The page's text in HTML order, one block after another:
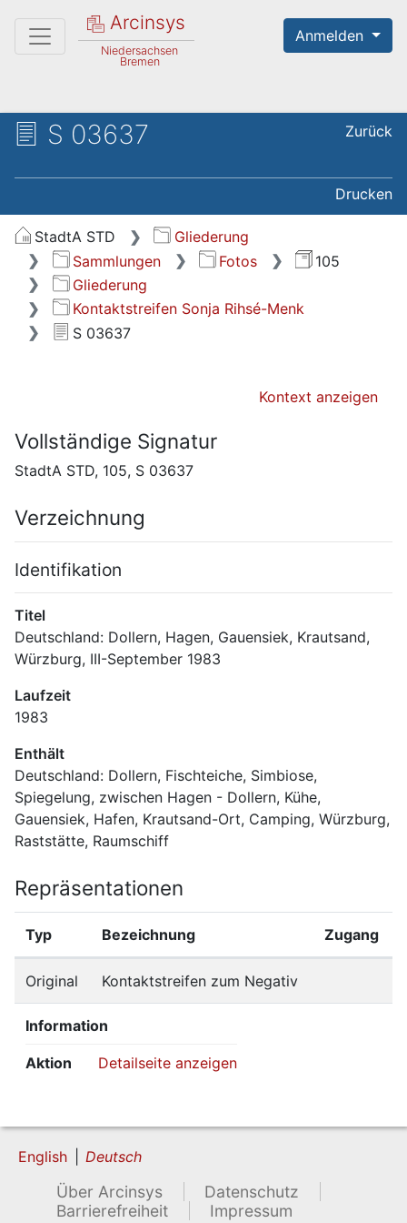
Arcinsys
Niedersachsen
Bremen
Anmelden
S 03637 Zurück
Drucken
StadtA STD
Gliederung
Sammlungen
Fotos
105
Gliederung
Kontaktstreifen Sonja Rihsé-Menk
S 03637
Kontext anzeigen
Vollständige Signatur
StadtA STD, 105, S 03637
Verzeichnung
Identifikation
Titel
Deutschland: Dollern, Hagen, Gauensiek, Krautsand,
Würzburg, III-September 1983
Laufzeit
1983
Enthält
Deutschland: Dollern, Fischteiche, Simbiose,
Spiegelung, zwischen Hagen - Dollern, Kühe,
Gauensiek, Hafen, Krautsand-Ort, Camping, Würzburg,
Raststätte, Raumschiff
Repräsentationen
Typ Bezeichnung Zugang
Original Kontaktstreifen zum Negativ
Information
Aktion Detailseite anzeigen
English Deutsch
Über Arcinsys
Datenschutz
Barrierefreiheit
Impressum